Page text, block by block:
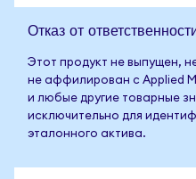
Отказ от
Этот продукт не выпущен,
не аффилирован с Applied
и любые другие товарные
исключительно для
эталонного актива.